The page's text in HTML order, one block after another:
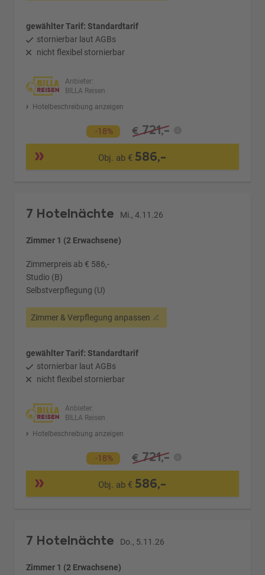
gewählter Tarif: Standardtarif
stornierbar laut AGBs
nicht flexibel stornierbar
Anbieter:
BILLA Reisen
Hotelbeschreibung anzeigen
-18% € 721,-
Obj. ab € 586,-
7 Hotelnächte Mi., 4.11.26
Zimmer 1 (2 Erwachsene)
Zimmerpreis ab € 586,-
Studio (B)
Selbstverpflegung (U)
Zimmer & Verpflegung anpassen
gewählter Tarif: Standardtarif
stornierbar laut AGBs
nicht flexibel stornierbar
Anbieter:
BILLA Reisen
Hotelbeschreibung anzeigen
-18% € 721,-
Obj. ab € 586,-
7 Hotelnächte Do., 5.11.26
Zimmer 1 (2 Erwachsene)